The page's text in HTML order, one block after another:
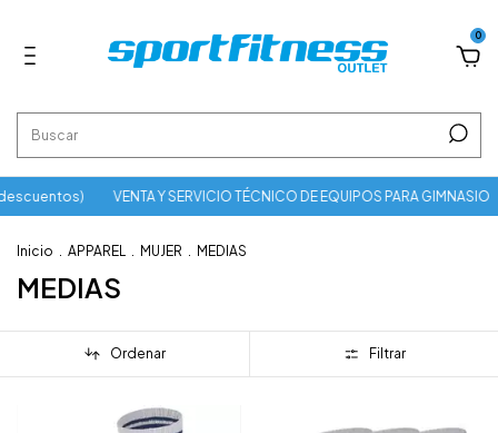
0
VENTA Y SERVICIO TÉCNICO DE EQUIPOS PARA GIMNASIO
Inicio APPAREL MUJER MEDIAS
MEDIAS
Ordenar Filtrar